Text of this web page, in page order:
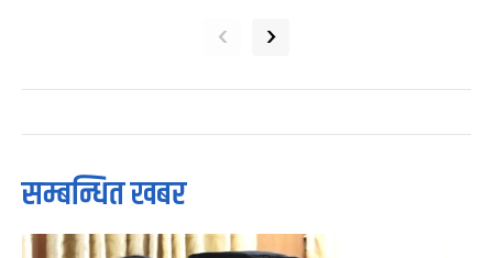
‹ ›
सम्बन्धित खबर